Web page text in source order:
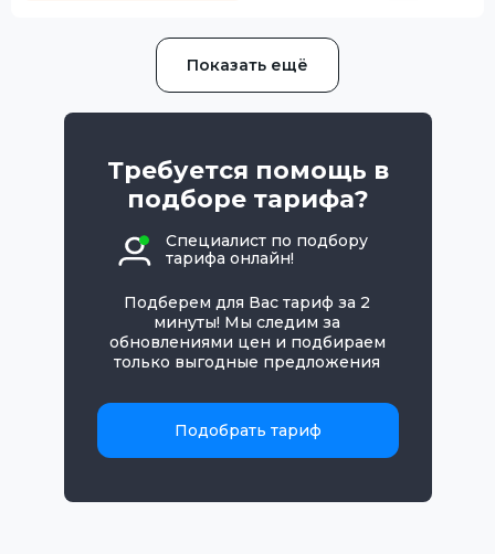
Показать ещё
Требуется помощь в
подборе тарифа?
Специалист по подбору
тарифа онлайн!
Подберем для Вас тариф за 2
минуты! Мы следим за
обновлениями цен и подбираем
только выгодные предложения
Подобрать тариф